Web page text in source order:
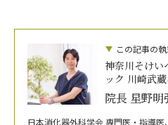
この記事の
神奈川そけい
ック 川崎武
院長 星野明
日本消化器外科学会 専門医・指導